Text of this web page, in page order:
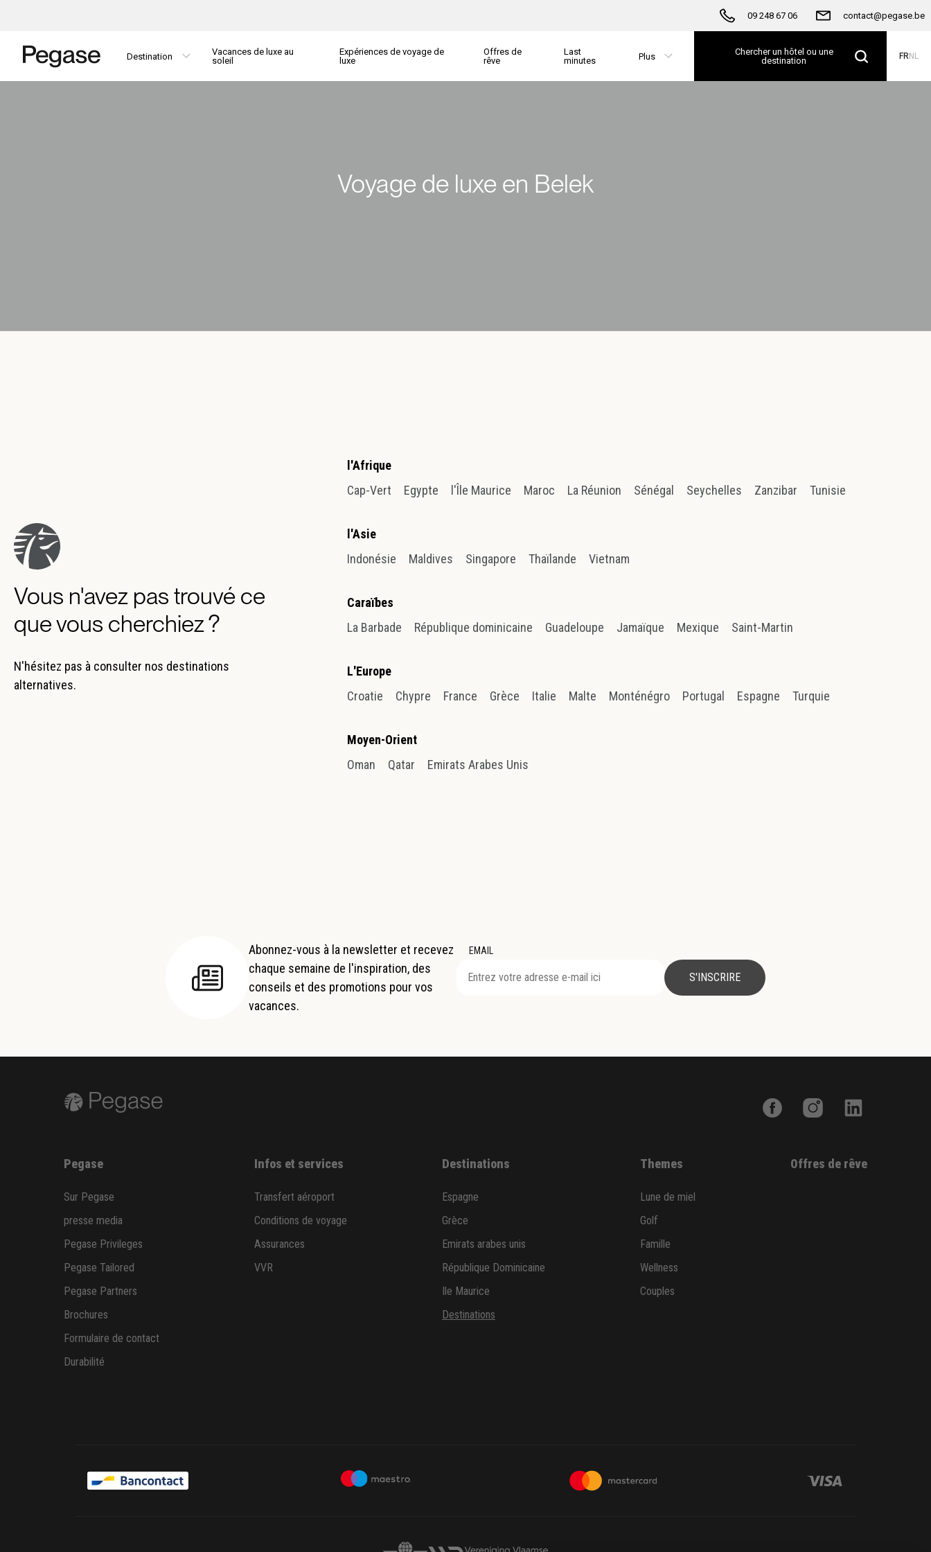
09 248 67 06 contact@pegase.be
Destination
Vacances de luxe au
soleil
Expériences de voyage de
luxe
Offres de
rêve
Last
minutes
Plus
Chercher un hôtel ou une
destination
FRNL
Voyage de luxe en Belek
Vous n'avez pas trouvé ce
que vous cherchiez ?
N'hésitez pas à consulter nos destinations
alternatives.
l'Afrique
Cap-Vert
Egypte l'Île Maurice Maroc La Réunion Sénégal Seychelles Zanzibar Tunisie
l'Asie
Indonésie
Maldives Singapore Thaïlande Vietnam
Caraïbes
La Barbade
République dominicaine Guadeloupe Jamaïque Mexique Saint-Martin
L'Europe
Croatie
Chypre France Grèce Italie Malte Monténégro Portugal Espagne Turquie
Moyen-Orient
Oman
Qatar Emirats Arabes Unis
Abonnez-vous à la newsletter et recevez
chaque semaine de l'inspiration, des
conseils et des promotions pour vos
vacances.
EMAIL
S'INSCRIRE
Pegase
Sur Pegase
presse media
Pegase Privileges
Pegase Tailored
Pegase Partners
Brochures
Formulaire de contact
Durabilité
Infos et services
Transfert aéroport
Conditions de voyage
Assurances
VVR
Destinations
Espagne
Grèce
Emirats arabes unis
République Dominicaine
Ile Maurice
Destinations
Themes
Lune de miel
Golf
Famille
Wellness
Couples
Offres de rêve